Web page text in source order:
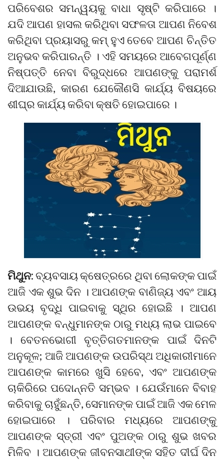
ପରିବେଶର ସମନ୍ୱୟକୁ ବାଧା ସୃଷ୍ଟି କରିପାରେ ।
ଯଦି ଆପଣ ହାସଲ କରିଥିବା ସଫଳତା ଆପଣ ନିବେଶ
କରିଥିବା ପ୍ରୟାସରୁ କମ୍ ହୁଏ ତେବେ ଆପଣ ଚିନ୍ତିତ
ଅନୁଭବ କରିପାରନ୍ତି । ଏହି ସମୟରେ ଆବେଗପୂର୍ଣ୍ଣ
ନିଷ୍ପତ୍ତି ନେବା ବିରୁଦ୍ଧରେ ଆପଣଙ୍କୁ ପରାମର୍ଶ
ଦିଆଯାଉଛି, କାରଣ ଯେକୌଣସି କାର୍ଯ୍ୟ ବିଷୟରେ
ଶୀଘ୍ର କାର୍ଯ୍ୟ କରିବା କ୍ଷତି ହୋଇପାରେ ।
ମିଥୁନ: ବ୍ୟବସାୟ କ୍ଷେତ୍ରରେ ଥିବା ଲୋକଙ୍କ ପାଇଁ
ଆଜି ଏକ ଶୁଭ ଦିନ । ଆପଣଙ୍କ ବାଣିଜ୍ୟ ଏବଂ ଆୟ
ଉଭୟ ବୃଦ୍ଧି ପାଇବାକୁ ସ୍ଥିର ହୋଇଛି । ଆପଣ
ଆପଣଙ୍କ ବନ୍ଧୁମାନଙ୍କ ଠାରୁ ମଧ୍ୟ ଲାଭ ପାଇବେ
। ବେତନଭୋଗୀ ବୃତ୍ତିଗତମାନଙ୍କ ପାଇଁ ଦିନଟି
ଅନୁକୂଳ; ଆଜି ଆପଣଙ୍କ ଉପରିସ୍ଥ ଅଧିକାରୀମାନେ
ଆପଣଙ୍କ କାମରେ ଖୁସି ହେବେ, ଏବଂ ଆପଣଙ୍କ
ଚାକିରିରେ ପଦୋନ୍ନତି ସମ୍ଭବ । ଯେଉଁମାନେ ବିବାହ
କରିବାକୁ ଚାହୁଁଛନ୍ତି, ସେମାନଙ୍କ ପାଇଁ ଆଜି ଏକ ମେଳ
ହୋଇପାରେ । ପରିବାର ମଧ୍ୟରେ ଆପଣଙ୍କୁ
ଆପଣଙ୍କ ସ୍ତ୍ରୀ ଏବଂ ପୁଅଙ୍କ ଠାରୁ ଶୁଭ ଖବର
ମିଳିବ । ଆପଣଙ୍କ ଜୀବନସାଥୀଙ୍କ ସହିତ ଦୀର୍ଘ ଦିନ